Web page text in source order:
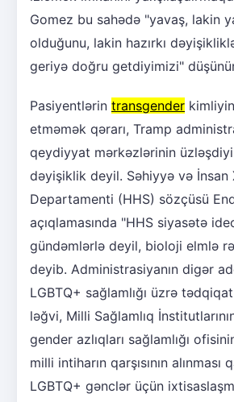
Gomez bu sahədə "yavaş, lakin
olduğunu, lakin hazırkı
geriyə doğru getdiyimizi"
Pasiyentlərin transgender
etməmək qərarı, Tramp
qeydiyyat mərkəzlərinin
dəyişiklik deyil. Səhiyyə və İnsan
Departamenti (HHS) sözçüsü
açıqlamasında "HHS siyasətə
gündəmlərlə deyil, bioloji elmlə
deyib. Administrasiyanın digər
LGBTQ+ sağlamlığı üzrə
ləğvi, Milli Sağlamlıq
gender azlıqları sağlamlığı
milli intiharın qarşısının
LGBTQ+ gənclər üçün